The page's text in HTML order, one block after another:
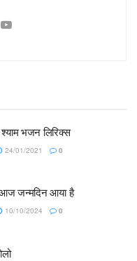
भजन लिरिक्स
24/01/2021 0
आज जन्मदिन आया है
10/10/2024 0